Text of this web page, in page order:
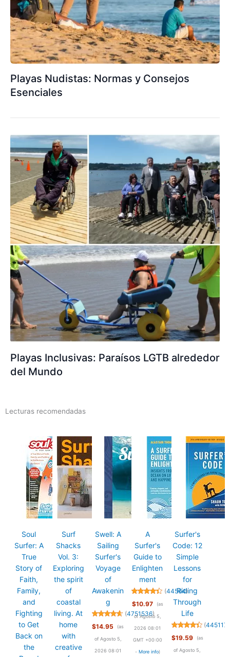
Playas Nudistas: Normas y Consejos
Esenciales
Playas Inclusivas: Paraísos LGTB alrededor
del Mundo
Lecturas recomendadas
Soul
Surfer: A
True
Story of
Faith,
Family,
and
Fighting
to Get
Back on
the
Surf
Shacks
Vol. 3:
Exploring
the spirit
of
coastal
living. At
home
with
creative
Swell: A
Sailing
Surfer's
Voyage
of
Awakenin
g
(4751536)
$14.95
(as
of Agosto 5,
2026 08:01
A
Surfer's
Guide to
Enlighten
ment
(44564)
$10.97
(as
of Agosto 5,
2026 08:01
GMT +00:00
- More info)
Surfer's
Code: 12
Simple
Lessons
for
Riding
Through
Life
(445117
$19.59
(as
of Agosto 5,